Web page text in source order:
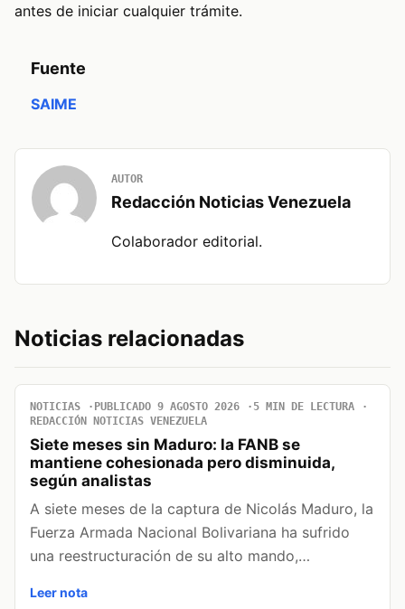
antes de iniciar cualquier trámite.
Fuente
SAIME
AUTOR
Redacción Noticias Venezuela
Colaborador editorial.
Noticias relacionadas
NOTICIAS PUBLICADO 9 AGOSTO 2026
5 MIN DE LECTURA
REDACCIÓN NOTICIAS VENEZUELA
Siete meses sin Maduro: la FANB se
mantiene cohesionada pero disminuida,
según analistas
A siete meses de la captura de Nicolás Maduro, la
Fuerza Armada Nacional Bolivariana ha sufrido
una reestructuración de su alto mando,…
Leer nota